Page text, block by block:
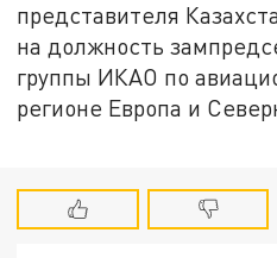
представителя
на должность
группы ИКАО по
регионе Европа и